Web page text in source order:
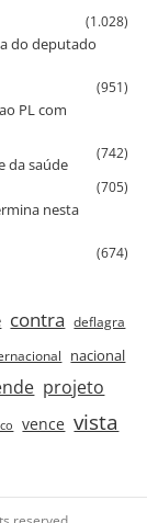
(1.028)
do deputado
(951)
PL com
(742)
da saúde
(705)
nesta
(674)
contra deflagra
nacional
projeto
vence vista
reserved.